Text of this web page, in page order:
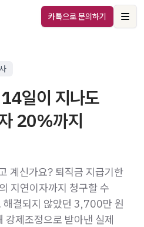
카톡으로 문의하기
일이 지나도
20%까지
계신가요? 퇴직금 지급기한
지연이자까지 청구할 수
해결되지 않았던 3,700만 원
강제조정으로 받아낸 실제